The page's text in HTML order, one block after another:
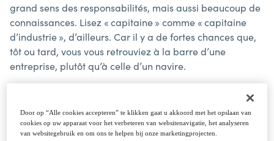
grand sens des responsabilités, mais aussi beaucoup de
connaissances. Lisez « capitaine » comme « capitaine
d’industrie », d’ailleurs. Car il y a de fortes chances que,
tôt ou tard, vous vous retrouviez à la barre d’une
entreprise, plutôt qu’à celle d’un navire.
enseigner tout ce que vous devez savoir sur les
instruments de bord, la navigation, les cartes et les
Door op “Alle cookies accepteren” te klikken gaat u akkoord met het opslaan van
cookies op uw apparaat voor het verbeteren van websitenavigatie, het analyseren
van websitegebruik en om ons te helpen bij onze marketingprojecten.